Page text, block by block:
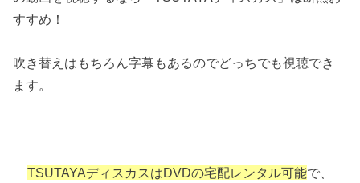
すすめ！
吹き替えはもちろん字幕もあるのでどっちでも視聴でき
ます。
TSUTAYAディスカスはDVDの宅配レンタル可能で、